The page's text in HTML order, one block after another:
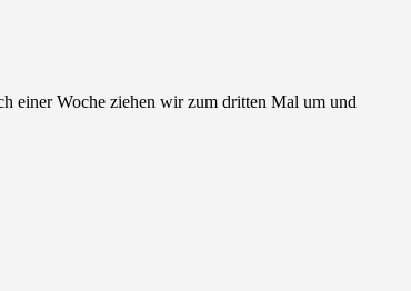
einer Woche ziehen wir zum dritten Mal um und